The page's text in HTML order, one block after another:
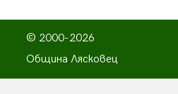
© 2000-2026
Община Лясковец